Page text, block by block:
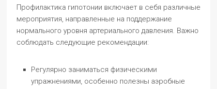
Профилактика гипотонии включает в себя различные
мероприятия, направленные на поддержание
нормального уровня артериального давления. Важно
соблюдать следующие рекомендации:
Регулярно заниматься физическими
упражнениями, особенно полезны аэробные